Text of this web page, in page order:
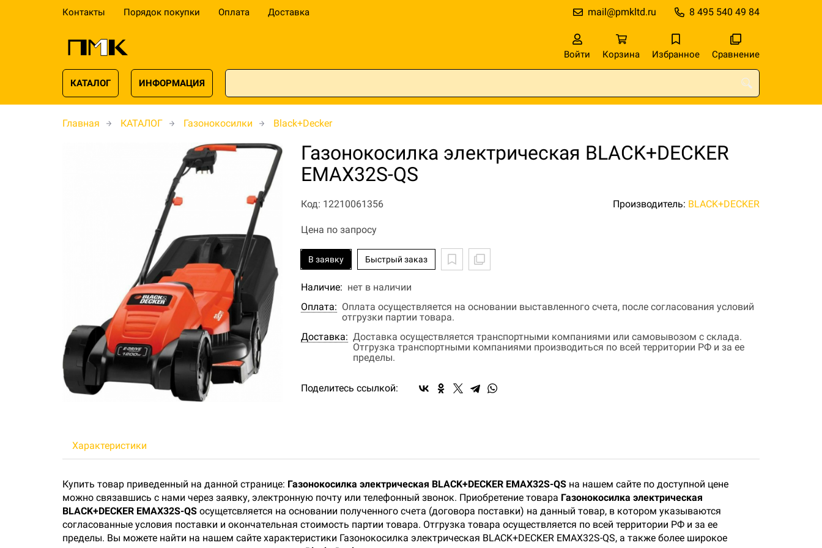
Контакты Порядок покупки Оплата Доставка 8 495 540 49 84
mail@pmkltd.ru
Войти Корзина Избранное Сравнение
КАТАЛОГ ИНФОРМАЦИЯ
Главная КАТАЛОГ Газонокосилки Black+Decker
Газонокосилка электрическая BLACK+DECKER
EMAX32S-QS
Код: 12210061356 Производитель: BLACK+DECKER
Цена по запросу
В заявку Быстрый заказ
Наличие: нет в наличии
Оплата: Оплата осуществляется на основании выставленного счета, после согласования условий
отгрузки партии товара.
Доставка: Доставка осуществляется транспортными компаниями или самовывозом с склада.
Отгрузка транспортными компаниями производиться по всей территории РФ и за ее
пределы.
Поделитесь ссылкой:
Характеристики
Купить товар приведенный на данной странице: Газонокосилка электрическая BLACK+DECKER EMAX32S-QS на нашем сайте по доступной цене
можно связавшись с нами через заявку, электронную почту или телефонный звонок. Приобретение товара Газонокосилка электрическая
BLACK+DECKER EMAX32S-QS осущетсвляется на основании полученного счета (договора поставки) на данный товар, в котором указываются
согласованные условия поставки и окончательная стоимость партии товара. Отгрузка товара осуществляется по всей территории РФ и за ее
пределы. Вы можете найти на нашем сайте характеристики Газонокосилка электрическая BLACK+DECKER EMAX32S-QS, а также более широкое